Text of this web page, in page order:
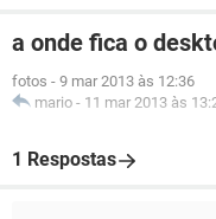
a onde fica o
fotos - 9 mar 2013 às 12:36
mario - 11 mar 2013 às
1 Respostas